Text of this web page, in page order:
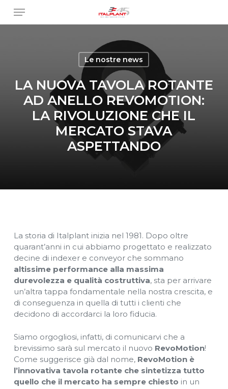
main
Menu
Le nostre news
LA NUOVA TAVOLA ROTANTE
AD ANELLO REVOMOTION:
LA RIVOLUZIONE CHE IL
MERCATO STAVA
ASPETTANDO
La storia di Italplant inizia nel 1981. Dopo oltre
quarant’anni in cui abbiamo progettato e realizzato
decine di indexer e conveyor che sommano
altissime performance alla massima
durevolezza e qualità costruttiva, sta per arrivare
un’altra tappa fondamentale nella nostra crescita, e
di conseguenza in quella di tutti i clienti che
decidono di accordarci la loro fiducia.
Siamo orgogliosi, infatti, di comunicarvi che a
brevissimo sarà sul mercato il nuovo RevoMotion!
Come suggerisce già dal nome, RevoMotion è
l’innovativa tavola rotante che sintetizza tutto
quello che il mercato ha sempre chiesto in un